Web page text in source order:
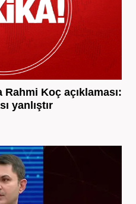
Koç açıklaması:
yanlıştır